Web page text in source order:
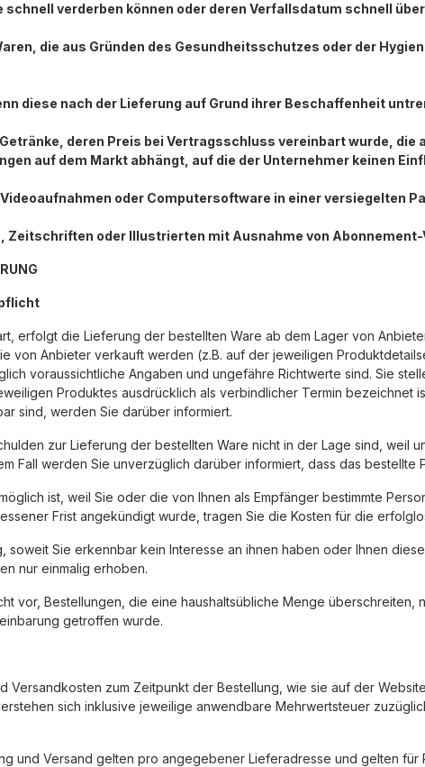
schnell verderben können oder deren Verfallsdatum schnell
die aus Gründen des Gesundheitsschutzes oder der
diese nach der Lieferung auf Grund ihrer Beschaffenheit
deren Preis bei Vertragsschluss vereinbart wurde,
auf dem Markt abhängt, auf die der Unternehmer keinen
oder Computersoftware in einer versiegelten
Zeitschriften oder Illustrierten mit Ausnahme von Abonnement-
erfolgt die Lieferung der bestellten Ware ab dem Lager von
von Anbieter verkauft werden (z.B. auf der jeweiligen
voraussichtliche Angaben und ungefähre Richtwerte sind. Sie
Produktes ausdrücklich als verbindlicher Termin bezeichnet
sind, werden Sie darüber informiert.
zur Lieferung der bestellten Ware nicht in der Lage sind,
Fall werden Sie unverzüglich darüber informiert, dass das
ist, weil Sie oder die von Ihnen als Empfänger bestimmte
Frist angekündigt wurde, tragen Sie die Kosten für die
soweit Sie erkennbar kein Interesse an ihnen haben oder Ihnen
nur einmalig erhoben.
vor, Bestellungen, die eine haushaltsübliche Menge
getroffen wurde.
Versandkosten zum Zeitpunkt der Bestellung, wie sie auf der
sich inklusive jeweilige anwendbare Mehrwertsteuer
und Versand gelten pro angegebener Lieferadresse und gelten für